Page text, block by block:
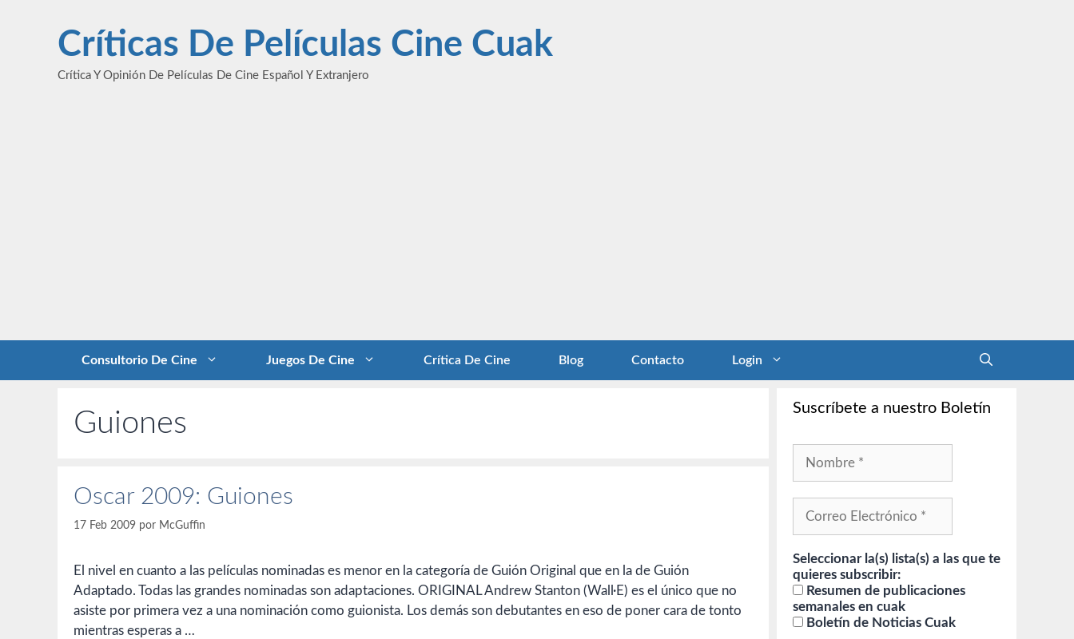
contenidoCríticas De Películas Cine Cuak
Crítica Y Opinión De Películas De Cine Español Y Extranjero
Consultorio De Cine Juegos De Cine Crítica De Cine Blog Contacto Login
Guiones
Oscar 2009: Guiones
17 Feb 2009 por McGuffin
El nivel en cuanto a las películas nominadas es menor en la categoría de Guión Original que en la de Guión
Adaptado. Todas las grandes nominadas son adaptaciones. ORIGINAL Andrew Stanton (Wall·E) es el único que no
asiste por primera vez a una nominación como guionista. Los demás son debutantes en eso de poner cara de tonto
mientras esperas a …
Suscríbete a nuestro Boletín
Seleccionar la(s) lista(s) a las que te
quieres subscribir:
Resumen de publicaciones
semanales en cuak
Boletín de Noticias Cuak